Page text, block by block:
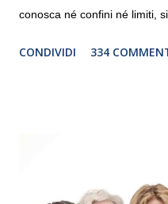
conosca né confini né limiti,
debutterà il 10 settembre a
“Settembre
CONDIVIDI 334